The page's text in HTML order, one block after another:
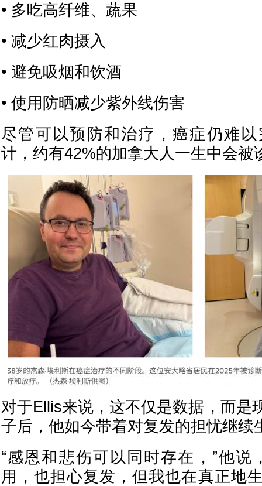
• 多吃高纤维、蔬果
• 减少红肉摄入
• 避免吸烟和饮酒
• 使用防晒减少紫外线伤害
尽管可以预防和治疗，癌症仍难
计，约有42%的加拿大人一生中会被
对于Ellis来说，这不仅是数据，而是
子后，他如今带着对复发的担忧继续
“感恩和悲伤可以同时存在，”他说
用，也担心复发，但我也在真正地